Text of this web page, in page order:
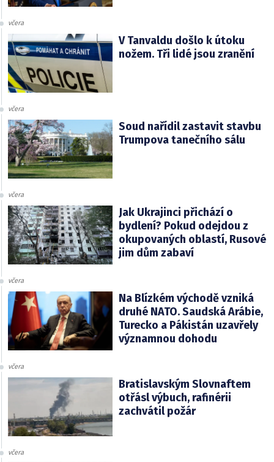
včera
V Tanvaldu došlo k útoku
nožem. Tři lidé jsou zranění
včera
Soud nařídil zastavit stavbu
Trumpova tanečního sálu
včera
Jak Ukrajinci přichází o
bydlení? Pokud odejdou z
okupovaných oblastí, Rusové
jim dům zabaví
včera
Na Blízkém východě vzniká
druhé NATO. Saudská Arábie,
Turecko a Pákistán uzavřely
významnou dohodu
včera
Bratislavským Slovnaftem
otřásl výbuch, rafinérii
zachvátil požár
včera